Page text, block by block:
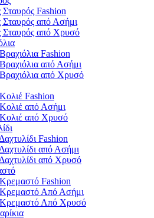
Σταυρός Fashion
Σταυρός από Ασήμι
Σταυρός από Χρυσό
Fashion
από Ασήμι
από Χρυσό
Fashion
από Ασήμι
από Χρυσό
Fashion
από Ασήμι
από Χρυσό
Fashion
Από Ασήμι
Κρεμαστό Από Χρυσό